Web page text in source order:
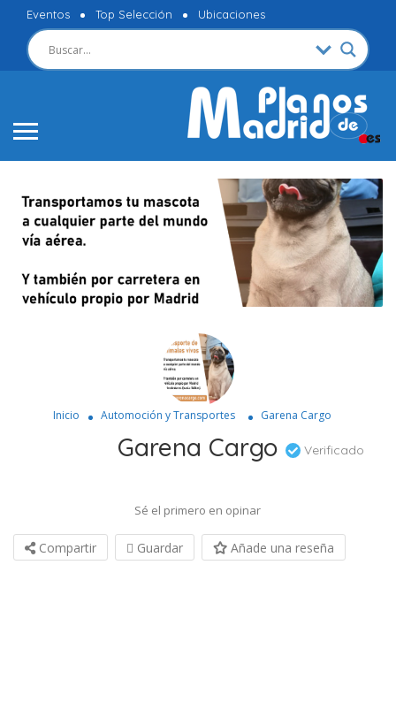
Eventos Top Selección Ubicaciones
Inicio Automoción y Transportes Garena Cargo
Garena Cargo Verificado
Sé el primero en opinar
Compartir Guardar Añade una reseña